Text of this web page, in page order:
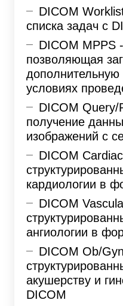
DICOM
списка задач с
DICOM MPPS
позволяющая
условиях
DICOM Query/
получение
изображений с
DICOM
кардиологии в
DICOM
ангиологии в
DICOM Ob/
акушерству и
DICOM